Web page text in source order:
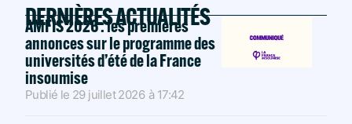
DERNIÈRES ACTUALITÉS
AMFIS 2026 : les premières
annonces sur le programme des
universités d’été de la France
insoumise
Publié le 29 juillet 2026 à 17:42